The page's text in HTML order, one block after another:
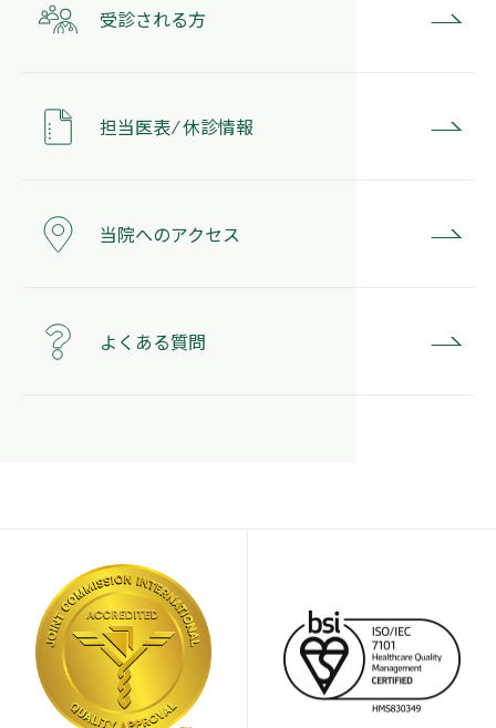
受診される方
担当医表 ⁄ 休診情報
当院へのアクセス
よくある質問